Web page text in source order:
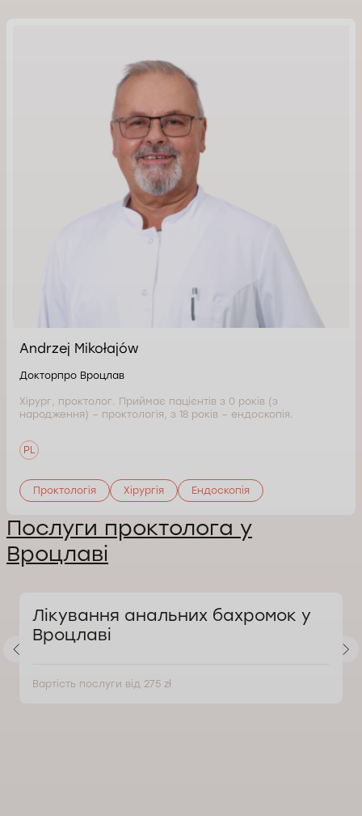
Andrzej Mikołajów
Докторпро Вроцлав
Хірург, проктолог. Приймає пацієнтів з 0 років (з
народження) – проктологія, з 18 років – ендоскопія.
PL
Проктологія Хірургія Ендоскопія
Послуги проктолога у
Вроцлаві
Лікування анальних бахромок у
Вроцлаві
Вартість послуги від 275 zł